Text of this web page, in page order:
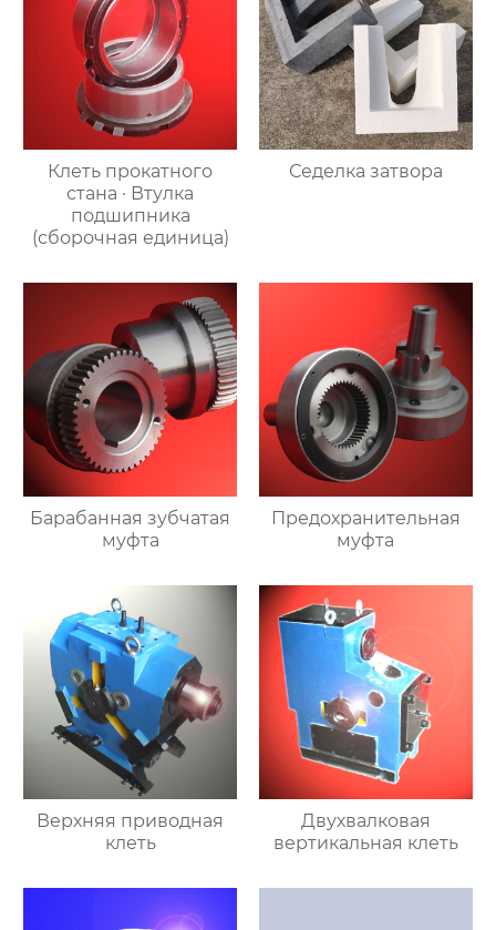
Клеть прокатного
стана · Втулка
подшипника
(сборочная единица)
Седелка затвора
Барабанная зубчатая
муфта
Предохранительная
муфта
Верхняя приводная
клеть
Двухвалковая
вертикальная клеть